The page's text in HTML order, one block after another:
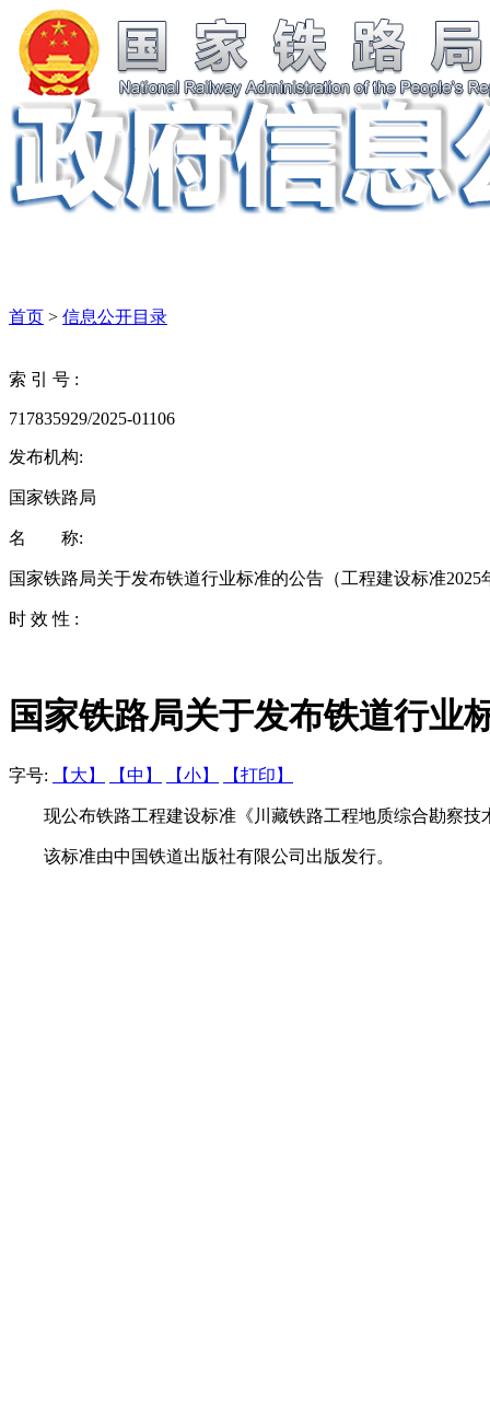
首页 > 信息公开目录
索 引 号 :
717835929/2025-01106
发布机构:
国家铁路局
名 称:
国家铁路局关于发布铁道行业标准的公告（工程建设标准2025
时 效 性 :
国家铁路局关于发布铁道行业
字号: 【大】 【中】 【小】 【打印】
现公布铁路工程建设标准《川藏铁路工程地质综合勘察技
该标准由中国铁道出版社有限公司出版发行。